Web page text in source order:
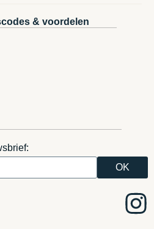
& voordelen